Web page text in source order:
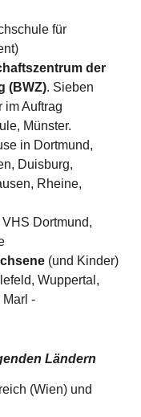
für
der
(BWZ). Sieben
im Auftrag
Münster.
in Dortmund,
Duisburg,
Rheine,
Dortmund,
(und Kinder)
Wuppertal,
Marl -
Ländern
(Wien) und